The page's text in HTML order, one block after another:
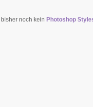
noch kein Photoshop